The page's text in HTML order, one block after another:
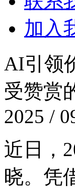
加入
AI引领
受赞赏
2025 /
近日
晓。凭